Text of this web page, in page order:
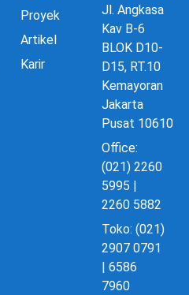
Proyek
Artikel
Karir
Jl. Angkasa
Kav B-6
BLOK D10-
D15, RT.10
Kemayoran
Jakarta
Pusat 10610
Office:
(021) 2260
5995 |
2260 5882
Toko: (021)
2907 0791
| 6586
7960